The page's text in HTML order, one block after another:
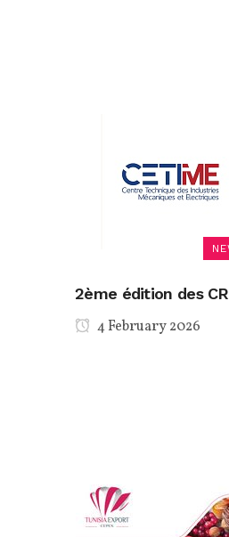
2ème édition des
4 February 2026